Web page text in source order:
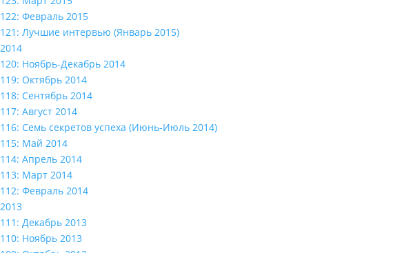
122: Февраль 2015
121: Лучшие интервью (Январь 2015)
2014
120: Ноябрь-Декабрь 2014
119: Октябрь 2014
118: Сентябрь 2014
117: Август 2014
116: Семь секретов успеха (Июнь-Июль 2014)
115: Май 2014
114: Апрель 2014
113: Март 2014
112: Февраль 2014
2013
111: Декабрь 2013
110: Ноябрь 2013